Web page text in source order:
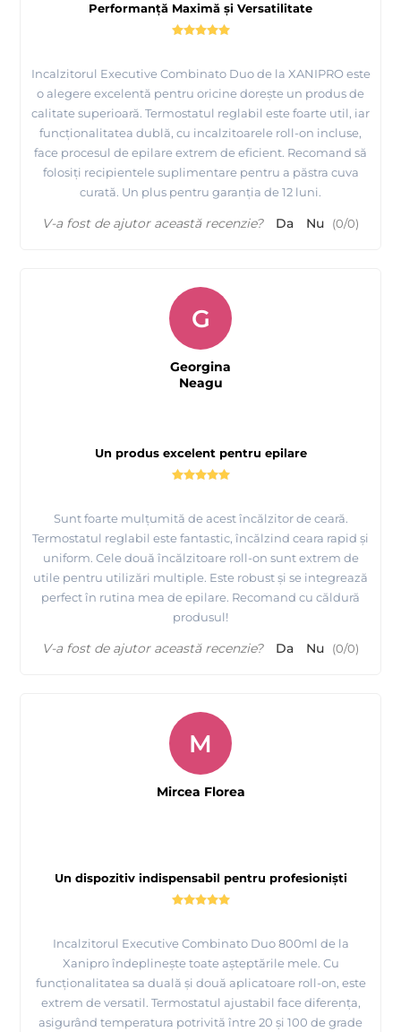
Performanță Maximă și Versatilitate
Incalzitorul Executive Combinato Duo de la XANIPRO este
o alegere excelentă pentru oricine dorește un produs de
calitate superioară. Termostatul reglabil este foarte util, iar
funcționalitatea dublă, cu incalzitoarele roll-on incluse,
face procesul de epilare extrem de eficient. Recomand să
folosiți recipientele suplimentare pentru a păstra cuva
curată. Un plus pentru garanția de 12 luni.
V-a fost de ajutor această recenzie? Da Nu (0/0)
Un produs excelent pentru epilare
Sunt foarte mulțumită de acest încălzitor de ceară.
Termostatul reglabil este fantastic, încălzind ceara rapid și
uniform. Cele două încălzitoare roll-on sunt extrem de
utile pentru utilizări multiple. Este robust și se integrează
perfect în rutina mea de epilare. Recomand cu căldură
produsul!
G
Georgina
Neagu
V-a fost de ajutor această recenzie? Da Nu (0/0)
Un dispozitiv indispensabil pentru profesioniști
Incalzitorul Executive Combinato Duo 800ml de la
Xanipro îndeplinește toate așteptările mele. Cu
funcționalitatea sa duală și două aplicatoare roll-on, este
extrem de versatil. Termostatul ajustabil face diferența,
asigurând temperatura potrivită între 20 și 100 de grade
M
Mircea Florea